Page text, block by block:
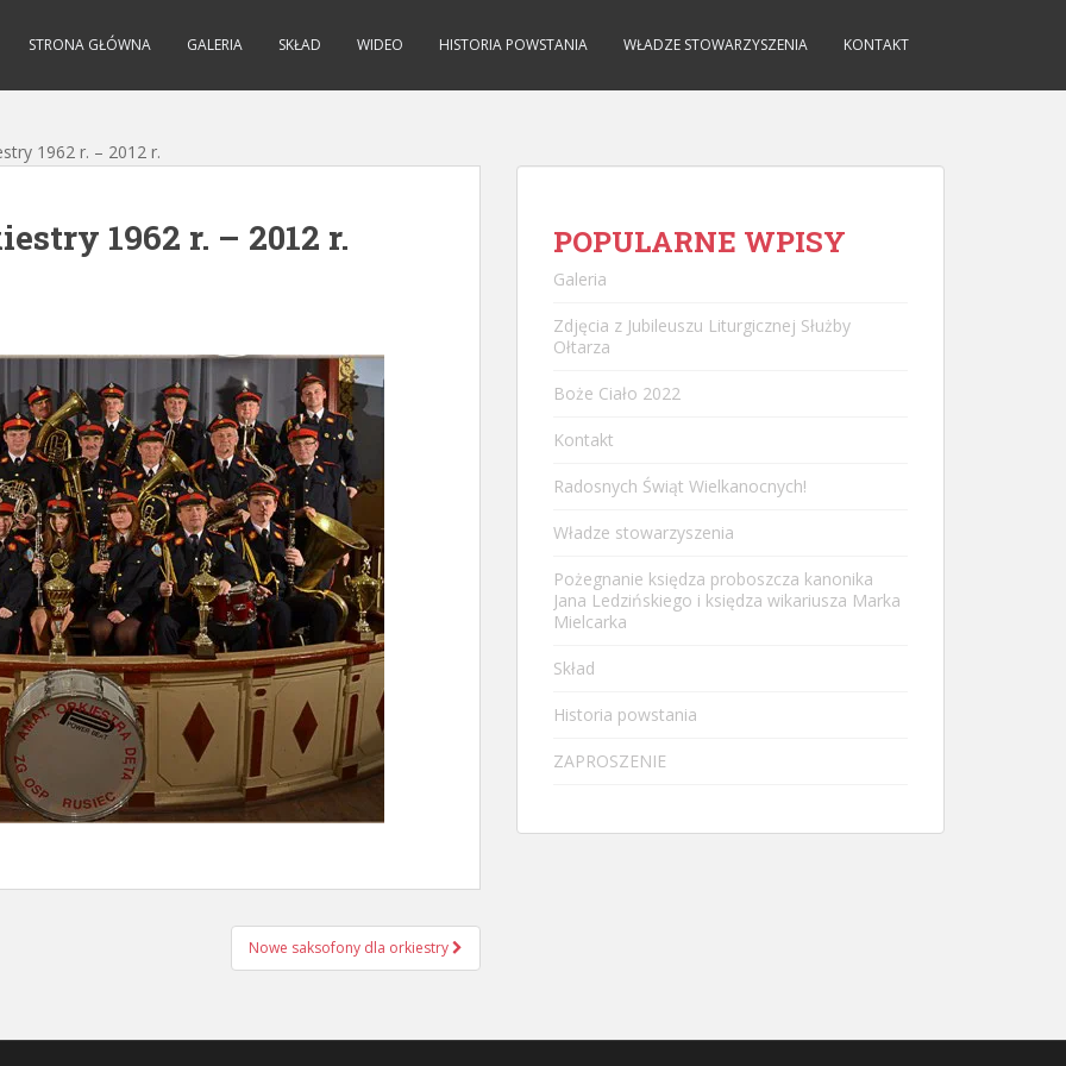
STRONA GŁÓWNA GALERIA SKŁAD WIDEO HISTORIA POWSTANIA WŁADZE STOWARZYSZENIA KONTAKT
1962 r. – 2012 r.
1962 r. – 2012 r.
Nowe saksofony dla orkiestry
POPULARNE WPISY
Galeria
Zdjęcia z Jubileuszu Liturgicznej Służby
Ołtarza
Boże Ciało 2022
Kontakt
Radosnych Świąt Wielkanocnych!
Władze stowarzyszenia
Pożegnanie księdza proboszcza kanonika
Jana Ledzińskiego i księdza wikariusza Marka
Mielcarka
Skład
Historia powstania
ZAPROSZENIE